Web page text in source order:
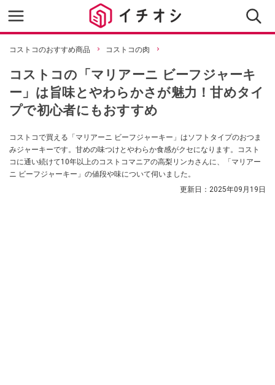
コストコのおすすめ商品 コストコの肉
コストコの「マリアーニ ビーフジャーキ
ー」は旨味とやわらかさが魅力！甘めタイ
プで初心者にもおすすめ
コストコで買える「マリアーニ ビーフジャーキー」はソフトタイプのおつま
みジャーキーです。甘めの味つけとやわらか食感がクセになります。コスト
コに通い続けて10年以上のコストコマニアの高梨リンカさんに、「マリアー
ニ ビーフジャーキー」の値段や味について伺いました。
更新日： 2025年09月19日